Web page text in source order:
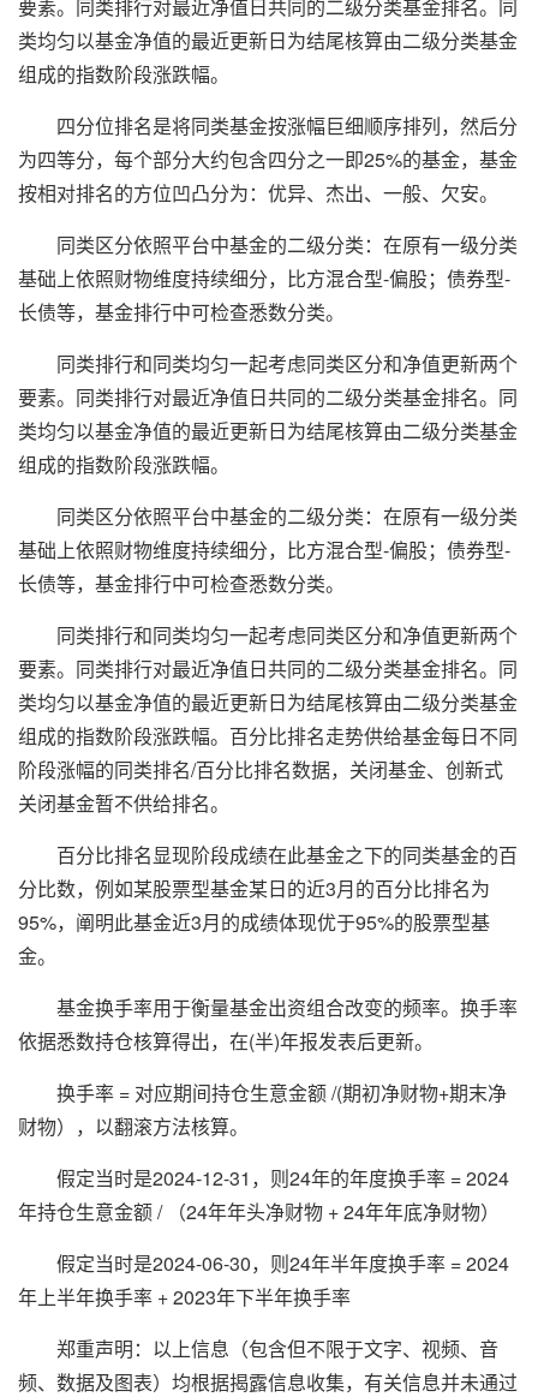
要素。同类排行对最近净值日共同的二级分类基金排名。同
类均匀以基金净值的最近更新日为结尾核算由二级分类基金
组成的指数阶段涨跌幅。
四分位排名是将同类基金按涨幅巨细顺序排列，然后分
为四等分，每个部分大约包含四分之一即25%的基金，基金
按相对排名的方位凹凸分为：优异、杰出、一般、欠安。
同类区分依照平台中基金的二级分类：在原有一级分类
基础上依照财物维度持续细分，比方混合型-偏股；债券型-
长债等，基金排行中可检查悉数分类。
同类排行和同类均匀一起考虑同类区分和净值更新两个
要素。同类排行对最近净值日共同的二级分类基金排名。同
类均匀以基金净值的最近更新日为结尾核算由二级分类基金
组成的指数阶段涨跌幅。
同类区分依照平台中基金的二级分类：在原有一级分类
基础上依照财物维度持续细分，比方混合型-偏股；债券型-
长债等，基金排行中可检查悉数分类。
同类排行和同类均匀一起考虑同类区分和净值更新两个
要素。同类排行对最近净值日共同的二级分类基金排名。同
类均匀以基金净值的最近更新日为结尾核算由二级分类基金
组成的指数阶段涨跌幅。百分比排名走势供给基金每日不同
阶段涨幅的同类排名/百分比排名数据，关闭基金、创新式
关闭基金暂不供给排名。
百分比排名显现阶段成绩在此基金之下的同类基金的百
分比数，例如某股票型基金某日的近3月的百分比排名为
95%，阐明此基金近3月的成绩体现优于95%的股票型基
金。
基金换手率用于衡量基金出资组合改变的频率。换手率
依据悉数持仓核算得出，在(半)年报发表后更新。
换手率 = 对应期间持仓生意金额 /(期初净财物+期末净
财物），以翻滚方法核算。
假定当时是2024-12-31，则24年的年度换手率 = 2024
年持仓生意金额 / （24年年头净财物 + 24年年底净财物）
假定当时是2024-06-30，则24年半年度换手率 = 2024
年上半年换手率 + 2023年下半年换手率
郑重声明：以上信息（包含但不限于文字、视频、音
频、数据及图表）均根据揭露信息收集，有关信息并未通过